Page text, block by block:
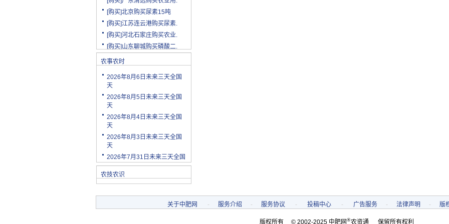
[购买]北京购买尿素15吨
[购买]江苏连云港购买尿素.
[购买]河北石家庄购买农业.
[购买]山东聊城购买磷酸二.
[购买]陕西渭南购买小麦配.
[购买]云南玉溪购买尿素10.
[购买]山东潍坊购买复合肥.
[购买]河南安阳购买二铵20.
[购买]四川绵阳购买尿素2.
[购买]内蒙古购买复合肥10.
[购买]天津购买大颗粒尿素.
[购买]河南新乡购买冲施肥.
[购买]山东济宁购买尿素10.
[购买]新疆克孜勒苏柯尔克.
[购买]河北石家庄购买硫酸.
农事农时
2026年8月6日未来三天全国
天
2026年8月5日未来三天全国
天
2026年8月4日未来三天全国
天
2026年8月3日未来三天全国
天
2026年7月31日未来三天全国
农技农识
关于中肥网 - 服务介绍 - 服务协议 - 投稿中心 - 广告服务 - 法律声明 - 版
版权所有 © 2002-2025 中肥网®农资通 保留所有权利